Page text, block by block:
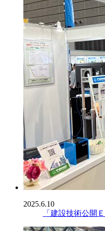
2025.6.10
「建設技術公開